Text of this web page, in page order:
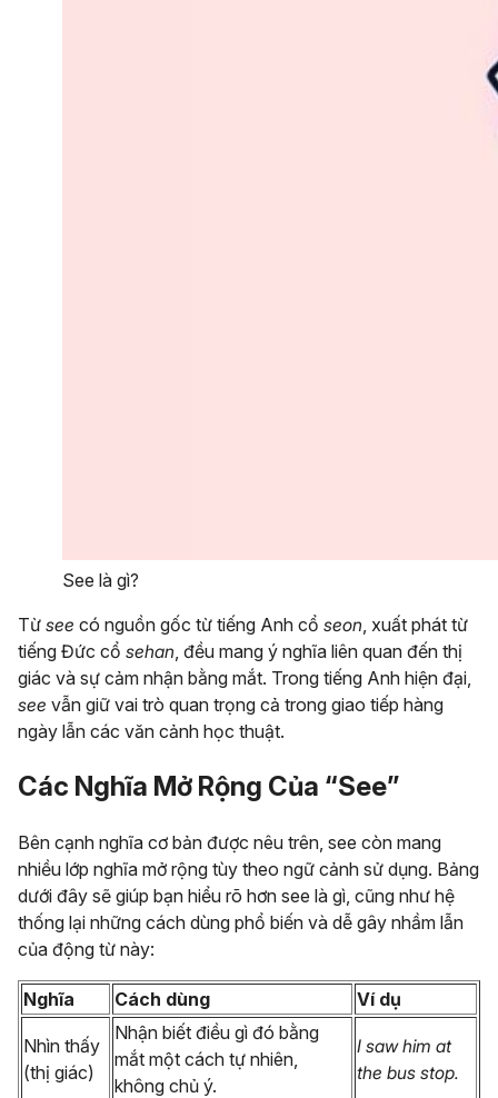
See là gì?
Từ see có nguồn gốc từ tiếng Anh cổ seon , xuất phát từ
tiếng Đức cổ sehan , đều mang ý nghĩa liên quan đến thị
giác và sự cảm nhận bằng mắt. Trong tiếng Anh hiện đại,
see vẫn giữ vai trò quan trọng cả trong giao tiếp hàng
ngày lẫn các văn cảnh học thuật.
Các Nghĩa Mở Rộng Của “See”
Bên cạnh nghĩa cơ bản được nêu trên, see còn mang
nhiều lớp nghĩa mở rộng tùy theo ngữ cảnh sử dụng. Bảng
dưới đây sẽ giúp bạn hiểu rõ hơn see là gì, cũng như hệ
thống lại những cách dùng phổ biến và dễ gây nhầm lẫn
của động từ này:
Nghĩa Cách dùng Ví dụ
Nhìn thấy
(thị giác)
Nhận biết điều gì đó bằng
mắt một cách tự nhiên,
không chủ ý.
I saw him at
the bus stop.